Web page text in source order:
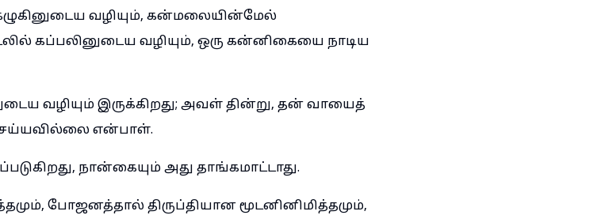
வழியும், கன்மலையின்மேல்
கப்பலினுடைய வழியும், ஒரு கன்னிகையை நாடிய
வழியும் இருக்கிறது; அவள் தின்று, தன் வாயைத்
என்பாள்.
நான்கையும் அது தாங்கமாட்டாது.
போஜனத்தால் திருப்தியான மூடனினிமித்தமும்,